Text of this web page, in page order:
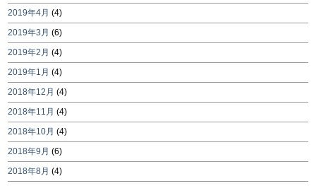
2019年4月 (4)
2019年3月 (6)
2019年2月 (4)
2019年1月 (4)
2018年12月 (4)
2018年11月 (4)
2018年10月 (4)
2018年9月 (6)
2018年8月 (4)